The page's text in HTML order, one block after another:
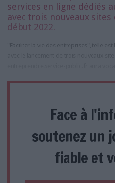
services en ligne dédiés
avec trois nouveaux
début 2022.
"Faciliter la vie des entreprises", telle
Face à
soutenez un
fiable et